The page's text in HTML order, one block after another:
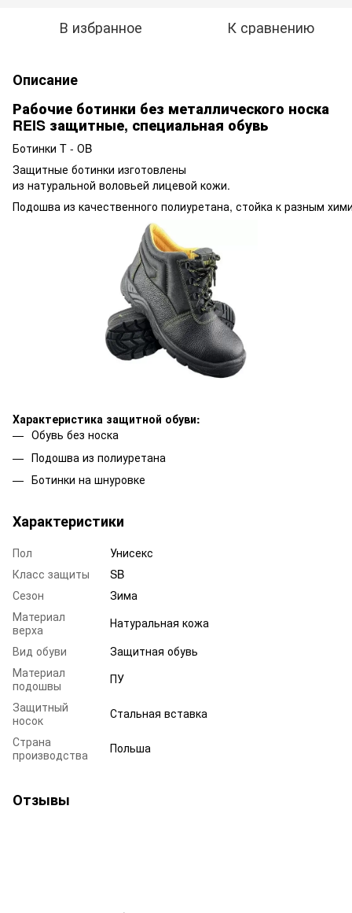
В избранное К сравнению
Описание
Рабочие ботинки без металлического носка
REIS защитные, специальная обувь
Ботинки T - ОB
Защитные ботинки изготовлены
из натуральной воловьей лицевой кожи.
Подошва из качественного полиуретана, стойка к разным
Характеристика защитной обуви:
Обувь без носка
Подошва из полиуретана
Ботинки на шнуровке
Характеристики
Пол
Унисекс
Класс защиты
SB
Сезон
Зима
Материал
верха
Натуральная кожа
Вид обуви
Защитная обувь
Материал
подошвы
ПУ
Защитный
носок
Стальная вставка
Страна
производства
Польша
Отзывы